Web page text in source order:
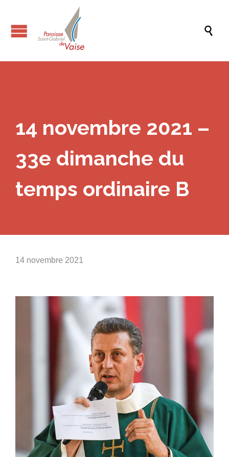

14 novembre 2021 –
33e dimanche du
temps ordinaire B
14 novembre 2021